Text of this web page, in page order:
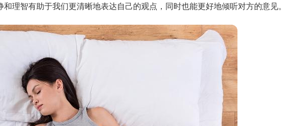
理智有助于我们更清晰地表达自己的观点，同时也能更好地倾听对方的意见。